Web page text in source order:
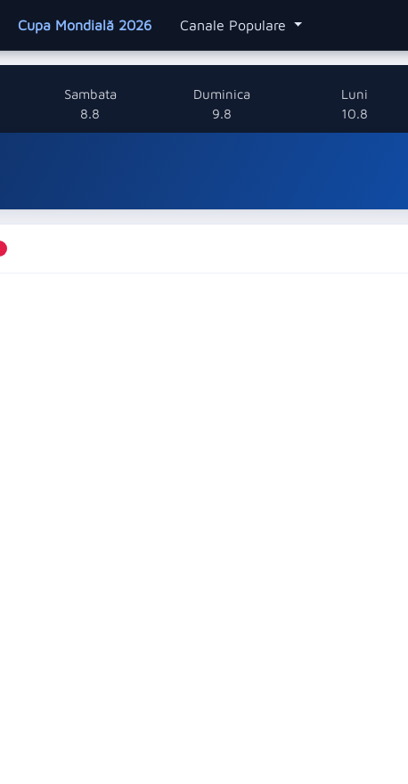
Cupa Mondială 2026 Canale Populare
Sambata
8.8
Duminica
9.8
Luni
10.8